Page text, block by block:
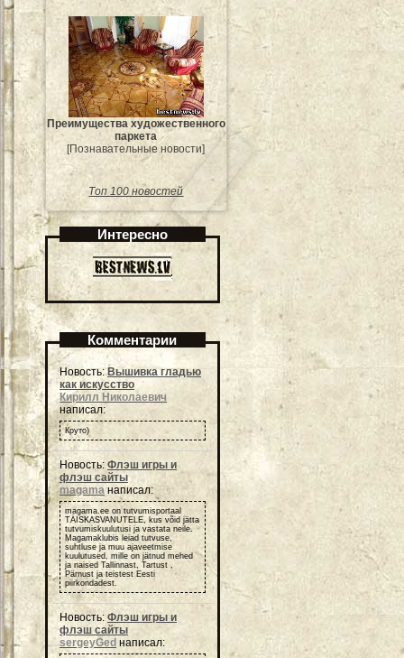
Преимущества художественного
паркета
[Познавательные новости]
Топ 100 новостей
Интересно
Комментарии
Новость:Вышивка гладью
как искусство
Кирилл Николаевич
написал:
Круто)
Новость: Флэш игры и
флэш сайты
magamaнаписал:
magama.ee on tutvumisportaal
TÄISKASVANUTELE, kus võid jätta
tutvumiskuulutusi ja vastata neile.
Magamaklubis leiad tutvuse,
suhtluse ja muu ajaveetmise
kuulutused, mille on jätnud mehed
ja naised Tallinnast, Tartust ,
Pärnust ja teistest Eesti
piirkondadest.
Новость: Флэш игры и
флэш сайты
sergeyGed написал: